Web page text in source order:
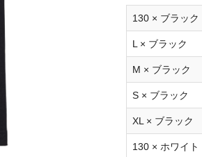
130 × ブラック
L × ブラック
M × ブラック
S × ブラック
XL × ブラック
130 × ホワイト